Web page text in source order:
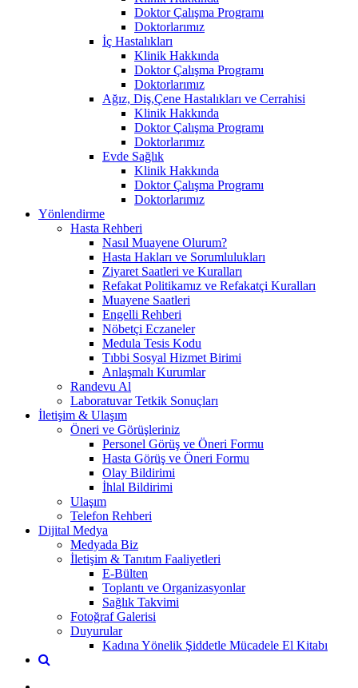
Doktor Çalışma Programı
Doktorlarımız
İç Hastalıkları
Klinik Hakkında
Doktor Çalışma Programı
Doktorlarımız
Ağız, Diş,Çene Hastalıkları ve Cerrahisi
Klinik Hakkında
Doktor Çalışma Programı
Doktorlarımız
Evde Sağlık
Klinik Hakkında
Doktor Çalışma Programı
Doktorlarımız
Yönlendirme
Hasta Rehberi
Nasıl Muayene Olurum?
Hasta Hakları ve Sorumlulukları
Ziyaret Saatleri ve Kuralları
Refakat Politikamız ve Refakatçi Kuralları
Muayene Saatleri
Engelli Rehberi
Nöbetçi Eczaneler
Medula Tesis Kodu
Tıbbi Sosyal Hizmet Birimi
Anlaşmalı Kurumlar
Randevu Al
Laboratuvar Tetkik Sonuçları
İletişim & Ulaşım
Öneri ve Görüşleriniz
Personel Görüş ve Öneri Formu
Hasta Görüş ve Öneri Formu
Olay Bildirimi
İhlal Bildirimi
Ulaşım
Telefon Rehberi
Dijital Medya
Medyada Biz
İletişim & Tanıtım Faaliyetleri
E-Bülten
Toplantı ve Organizasyonlar
Sağlık Takvimi
Fotoğraf Galerisi
Duyurular
Kadına Yönelik Şiddetle Mücadele El Kitabı